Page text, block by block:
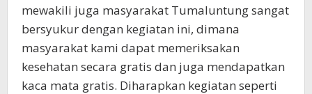
mewakili juga masyarakat Tumaluntung sangat
bersyukur dengan kegiatan ini, dimana
masyarakat kami dapat memeriksakan
kesehatan secara gratis dan juga mendapatkan
kaca mata gratis. Diharapkan kegiatan seperti